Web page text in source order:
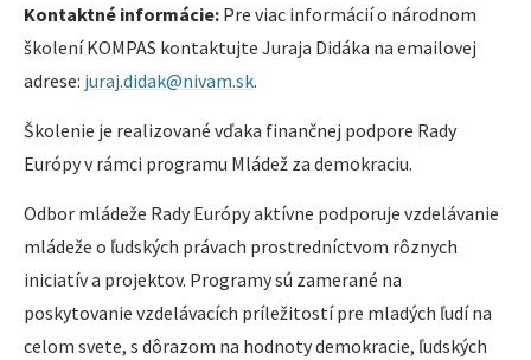
Kontaktné informácie: Pre viac informácií o národnom
školení KOMPAS kontaktujte Juraja Didáka na emailovej
adrese: juraj.didak@nivam.sk.
Školenie je realizované vďaka finančnej podpore Rady
Európy v rámci programu Mládež za demokraciu.
Odbor mládeže Rady Európy aktívne podporuje vzdelávanie
mládeže o ľudských právach prostredníctvom rôznych
iniciatív a projektov. Programy sú zamerané na
poskytovanie vzdelávacích príležitostí pre mladých ľudí na
celom svete, s dôrazom na hodnoty demokracie, ľudských